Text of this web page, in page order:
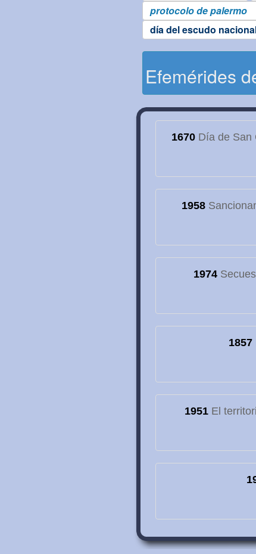
protocolo de palermo
día del escudo
Efemérides
1670 Día de San
1958
1974
1857
1951El